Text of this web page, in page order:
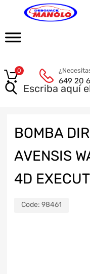
649 20
0
BOMBA
AVENSIS
4D
Code: 98461